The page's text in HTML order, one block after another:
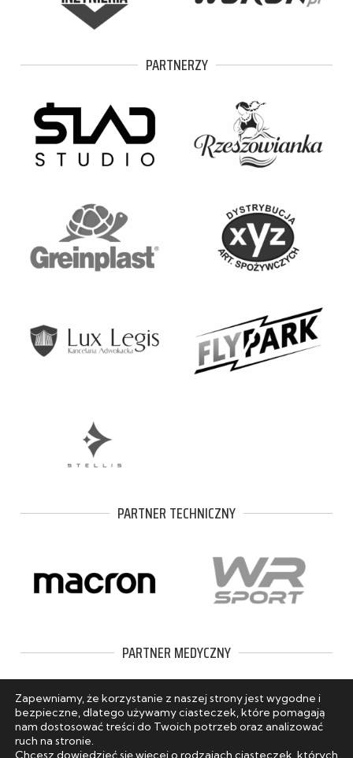
PARTNERZY
PARTNER TECHNICZNY
PARTNER MEDYCZNY
Zapewniamy, że korzystanie z naszej strony jest wygodne i
bezpieczne, dlatego używamy ciasteczek, które pomagają
nam dostosować treści do Twoich potrzeb oraz analizować
ruch na stronie.
Chcesz dowiedzieć się więcej o rodzajach ciasteczek, których